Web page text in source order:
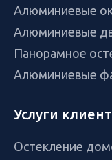
Алюминиевые
Алюминиевые
Панорамное
Алюминиевые
Услуги
Остекление